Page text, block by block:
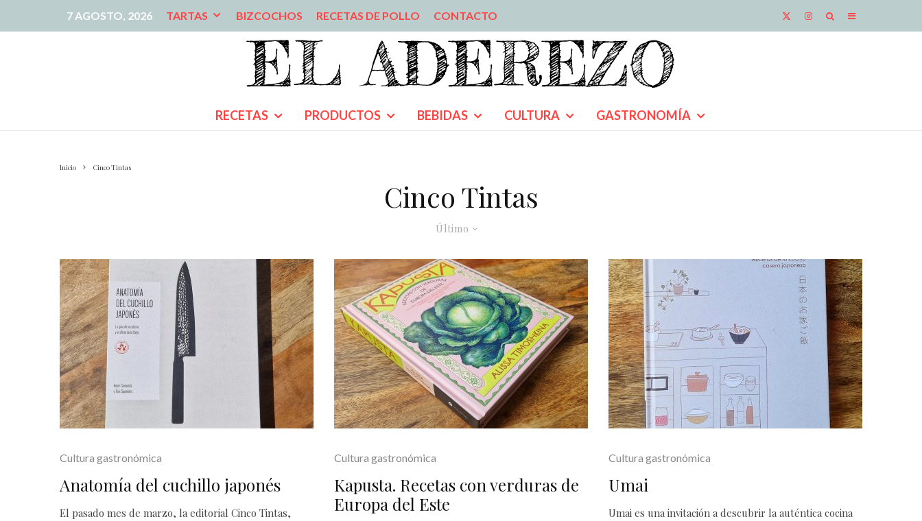
7 AGOSTO, 2026 TARTAS BIZCOCHOS RECETAS DE POLLO CONTACTO
RECETAS PRODUCTOS BEBIDAS CULTURA GASTRONOMÍA
Inicio Cinco Tintas
Cinco Tintas
Último
Cultura gastronómica
Anatomía del cuchillo japonés
El pasado mes de marzo, la editorial Cinco Tintas,
Cultura gastronómica
Kapusta. Recetas con verduras de
Europa del Este
Cultura gastronómica
Umai
Umai es una invitación a descubrir la auténtica cocina